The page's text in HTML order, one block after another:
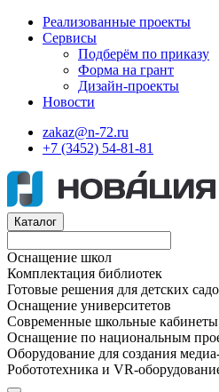
Реализованные проекты
Сервисы
Подберём по приказу
Форма на грант
Дизайн-проекты
Новости
zakaz@n-72.ru
+7 (3452) 54-81-81
Каталог
Оснащение школ
Комплектация библиотек
Готовые решения для детских
Оснащение университетов
Современные школьные кабинеты
Оснащение по национальным
Оборудование для создания
Робототехника и VR-